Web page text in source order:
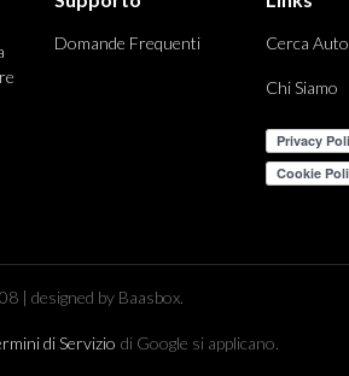
Domande Frequenti Cerca Auto
Chi Siamo
| designed by Baasbox.
di Servizio di Google si applicano.